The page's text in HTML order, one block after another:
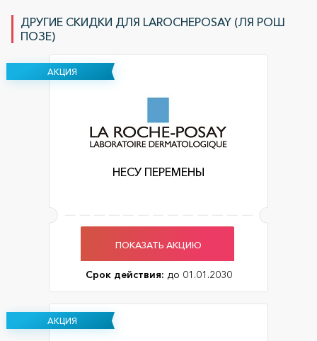
ДРУГИЕ СКИДКИ ДЛЯ LAROCHEPOSAY (ЛЯ РОШ
ПОЗЕ)
АКЦИЯ
НЕСУ ПЕРЕМЕНЫ
ПОКАЗАТЬ АКЦИЮ
Срок действия: до 01.01.2030
АКЦИЯ